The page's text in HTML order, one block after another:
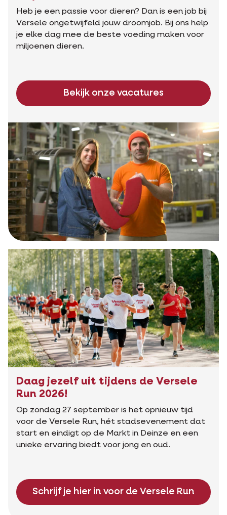
Heb je een passie voor dieren? Dan is een job bij
Versele ongetwijfeld jouw droomjob. Bij ons help
je elke dag mee de beste voeding maken voor
miljoenen dieren.
Bekijk onze vacatures
Daag jezelf uit tijdens de Versele
Run 2026!
Op zondag 27 september is het opnieuw tijd
voor de Versele Run, hét stadsevenement dat
start en eindigt op de Markt in Deinze en een
unieke ervaring biedt voor jong en oud.
Schrijf je hier in voor de Versele Run